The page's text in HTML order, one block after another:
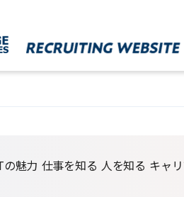
の魅力 仕事を知る 人を知る キャ